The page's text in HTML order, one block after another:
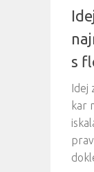
s
Idej
kar